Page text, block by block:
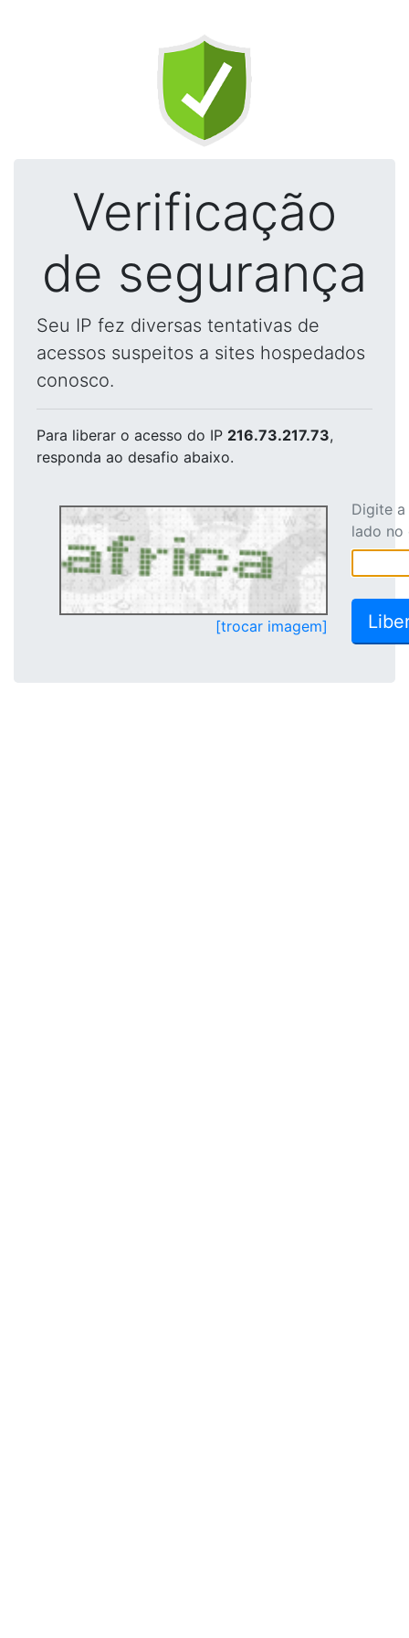
Verificação
de segurança
Seu IP fez diversas tentativas de
acessos suspeitos a sites hospedados
conosco.
Para liberar o acesso do IP 216.73.217.73,
responda ao desafio abaixo.
[trocar imagem]
Digite
lado no